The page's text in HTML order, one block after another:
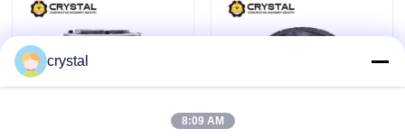
Neuigkeiten
Bitte um ein Angebot
crystal
8:09 AM